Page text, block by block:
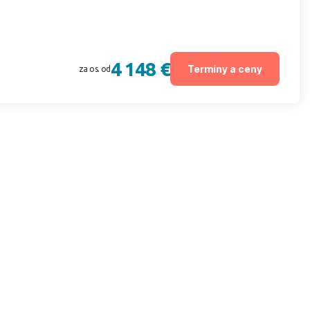
za os. od 4 148 € Termíny a ceny